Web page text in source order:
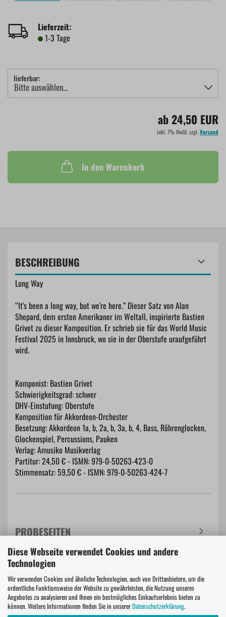
Diese Webseite verwendet Cookies und andere
Technologien
Wir verwenden Cookies und ähnliche Technologien, auch von Drittanbietern, um die
ordentliche Funktionsweise der Website zu gewährleisten, die Nutzung unseres
Angebotes zu analysieren und Ihnen ein bestmögliches Einkaufserlebnis bieten zu
können. Weitere Informationen finden Sie in unsererDatenschutzerklärung.
Lieferzeit:
1-3 Tage
lieferbar:
ab 24,50 EUR
inkl. 7% MwSt. zzgl.Versand
In den Warenkorb
BESCHREIBUNG
Long Way
“It's been a long way, but we're here.” Dieser Satz von Alan
Shepard, dem ersten Amerikaner im Weltall, inspirierte Bastien
Grivet zu dieser Komposition. Er schrieb sie für das World Music
Festival 2025 in Innsbruck, wo sie in der Oberstufe uraufgeführt
wird.
Komponist: Bastien Grivet
Schwierigkeitsgrad: schwer
DHV-Einstufung: Oberstufe
Komposition für Akkordeon-Orchester
Besetzung: Akkordeon 1a, b, 2a, b, 3a, b, 4, Bass, Röhrenglocken,
Glockenspiel, Percussions, Pauken
Verlag: Amusiko Musikverlag
Partitur: 24,50 € - ISMN: 979-0-50263-423-0
Stimmensatz: 59,50 € - ISMN: 979-0-50263-424-7
PROBESEITEN
Hersteller Informationen
Amusiko Musikverlag
Amusiko GbR